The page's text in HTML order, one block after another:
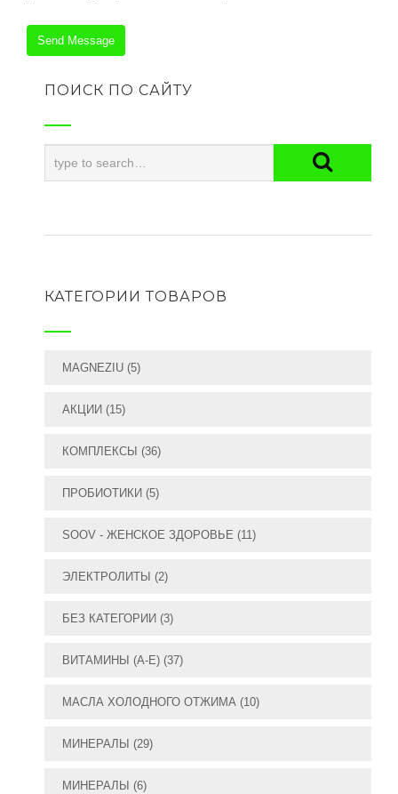
ПОИСК ПО САЙТУ
КАТЕГОРИИ ТОВАРОВ
MAGNEZIU (5)
АКЦИИ (15)
КОМПЛЕКСЫ (36)
ПРОБИОТИКИ (5)
SOOV - ЖЕНСКОЕ ЗДОРОВЬЕ (11)
ЭЛЕКТРОЛИТЫ (2)
БЕЗ КАТЕГОРИИ (3)
ВИТАМИНЫ (А-E) (37)
МАСЛА ХОЛОДНОГО ОТЖИМА (10)
МИНЕРАЛЫ (29)
МИНЕРАЛЫ (6)